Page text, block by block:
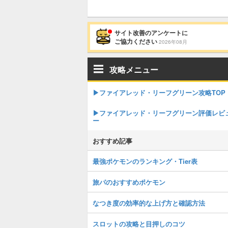
サイト改善のアンケートに
ご協力ください 2026年08月
攻略メニュー
▶︎ファイアレッド・リーフグリーン攻略TOP
▶︎ファイアレッド・リーフグリーン評価レビ
ー
おすすめ記事
最強ポケモンのランキング・Tier表
旅パのおすすめポケモン
なつき度の効率的な上げ方と確認方法
スロットの攻略と目押しのコツ